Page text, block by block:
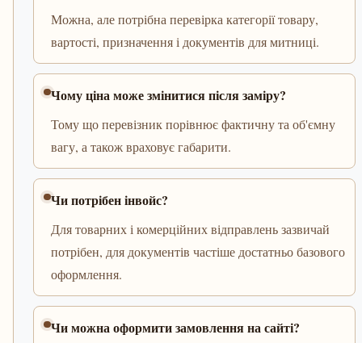
Можна, але потрібна перевірка категорії товару,
вартості, призначення і документів для митниці.
Чому ціна може змінитися після заміру?
Тому що перевізник порівнює фактичну та об'ємну
вагу, а також враховує габарити.
Чи потрібен інвойс?
Для товарних і комерційних відправлень зазвичай
потрібен, для документів частіше достатньо базового
оформлення.
Чи можна оформити замовлення на сайті?